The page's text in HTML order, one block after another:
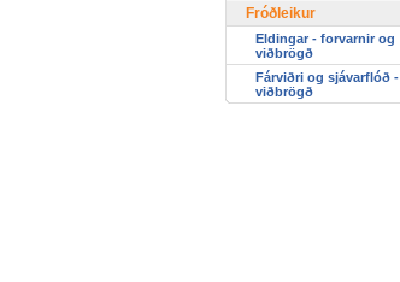
Fróðleikur
Eldingar - forvarnir og
viðbrögð
Fárviðri og sjávarflóð -
viðbrögð